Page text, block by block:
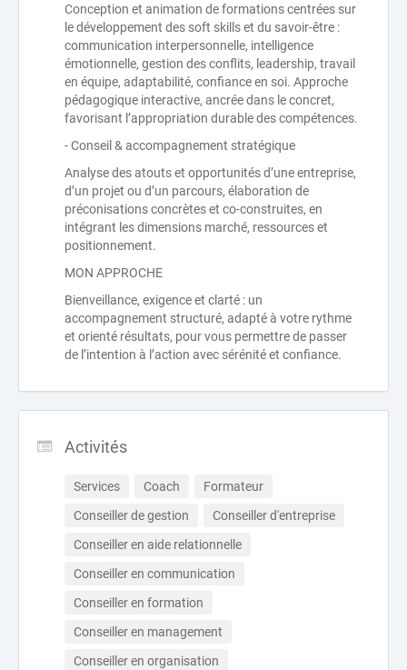
Conception et animation de formations centrées sur
le développement des soft skills et du savoir-être :
communication interpersonnelle, intelligence
émotionnelle, gestion des conflits, leadership, travail
en équipe, adaptabilité, confiance en soi. Approche
pédagogique interactive, ancrée dans le concret,
favorisant l’appropriation durable des compétences.
- Conseil & accompagnement stratégique
Analyse des atouts et opportunités d’une entreprise,
d’un projet ou d’un parcours, élaboration de
préconisations concrètes et co-construites, en
intégrant les dimensions marché, ressources et
positionnement.
MON APPROCHE
Bienveillance, exigence et clarté : un
accompagnement structuré, adapté à votre rythme
et orienté résultats, pour vous permettre de passer
de l’intention à l’action avec sérénité et confiance.
Activités
Services Coach
Formateur
Conseiller de gestion
Conseiller d'entreprise
Conseiller en aide relationnelle
Conseiller en communication
Conseiller en formation
Conseiller en management
Conseiller en organisation